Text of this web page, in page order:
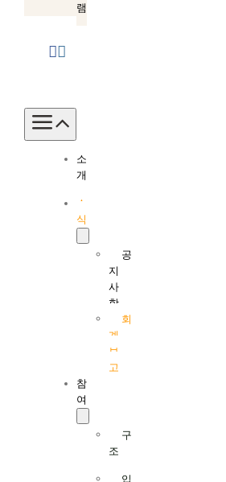
램
Toggle
Navigation
소
개
소
식
공
지
사
항
회
계
보
고
참
여
구
조
입